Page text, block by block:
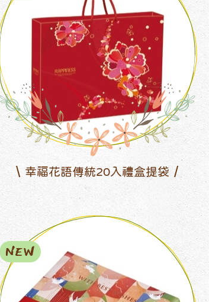
幸福花語傳統20入禮盒提袋
NEW